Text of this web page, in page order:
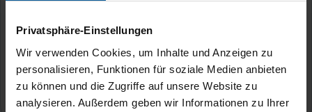
Privatsphäre-Einstellungen
Wir verwenden Cookies, um Inhalte und Anzeigen zu
personalisieren, Funktionen für soziale Medien anbieten
zu können und die Zugriffe auf unsere Website zu
analysieren. Außerdem geben wir Informationen zu Ihrer